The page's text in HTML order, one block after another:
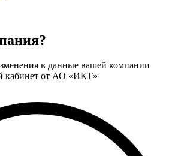
в данные вашей компании
кабинет от АО «ИКТ»